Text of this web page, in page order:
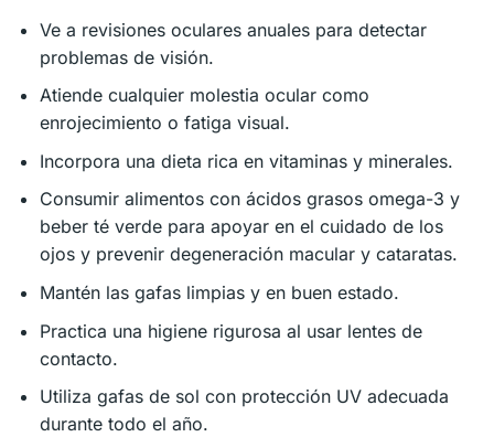
Ve a revisiones oculares anuales para detectar
problemas de visión.
Atiende cualquier molestia ocular como
enrojecimiento o fatiga visual.
Incorpora una dieta rica en vitaminas y minerales.
Consumir alimentos con ácidos grasos omega-3 y
beber té verde para apoyar en el cuidado de los
ojos y prevenir degeneración macular y cataratas.
Mantén las gafas limpias y en buen estado.
Practica una higiene rigurosa al usar lentes de
contacto.
Utiliza gafas de sol con protección UV adecuada
durante todo el año.